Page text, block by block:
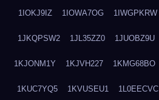
1IOKJ9IZ 1IOWA7OG 1IWGPKRW
1JKQPSW2 1JL35ZZ0 1JUOBZ9U
1KJONM1Y 1KJVH227 1KMG68BO
1KUC7YQ5 1KVUSEU1 1L0EECVC